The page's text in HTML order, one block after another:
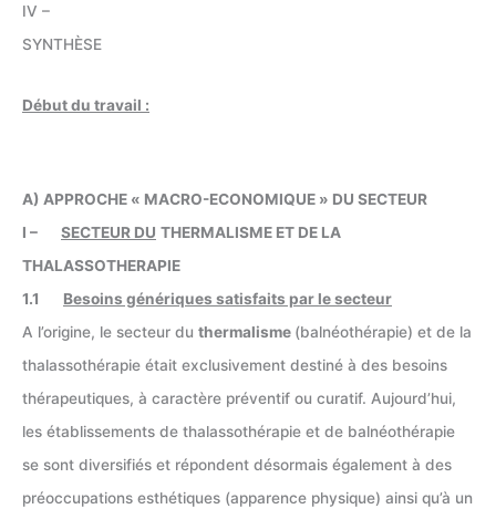
IV –
SYNTHÈSE
Début du travail :
A) APPROCHE « MACRO-ECONOMIQUE » DU SECTEUR
I – SECTEUR DU THERMALISME ET DE LA
THALASSOTHERAPIE
1.1 Besoins génériques satisfaits par le secteur
A l’origine, le secteur du thermalisme (balnéothérapie) et de la
thalassothérapie était exclusivement destiné à des besoins
thérapeutiques, à caractère préventif ou curatif. Aujourd’hui,
les établissements de thalassothérapie et de balnéothérapie
se sont diversifiés et répondent désormais également à des
préoccupations esthétiques (apparence physique) ainsi qu’à un